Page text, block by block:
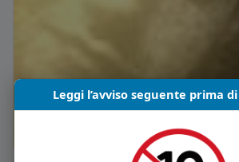
Leggi l’avviso seguente prima